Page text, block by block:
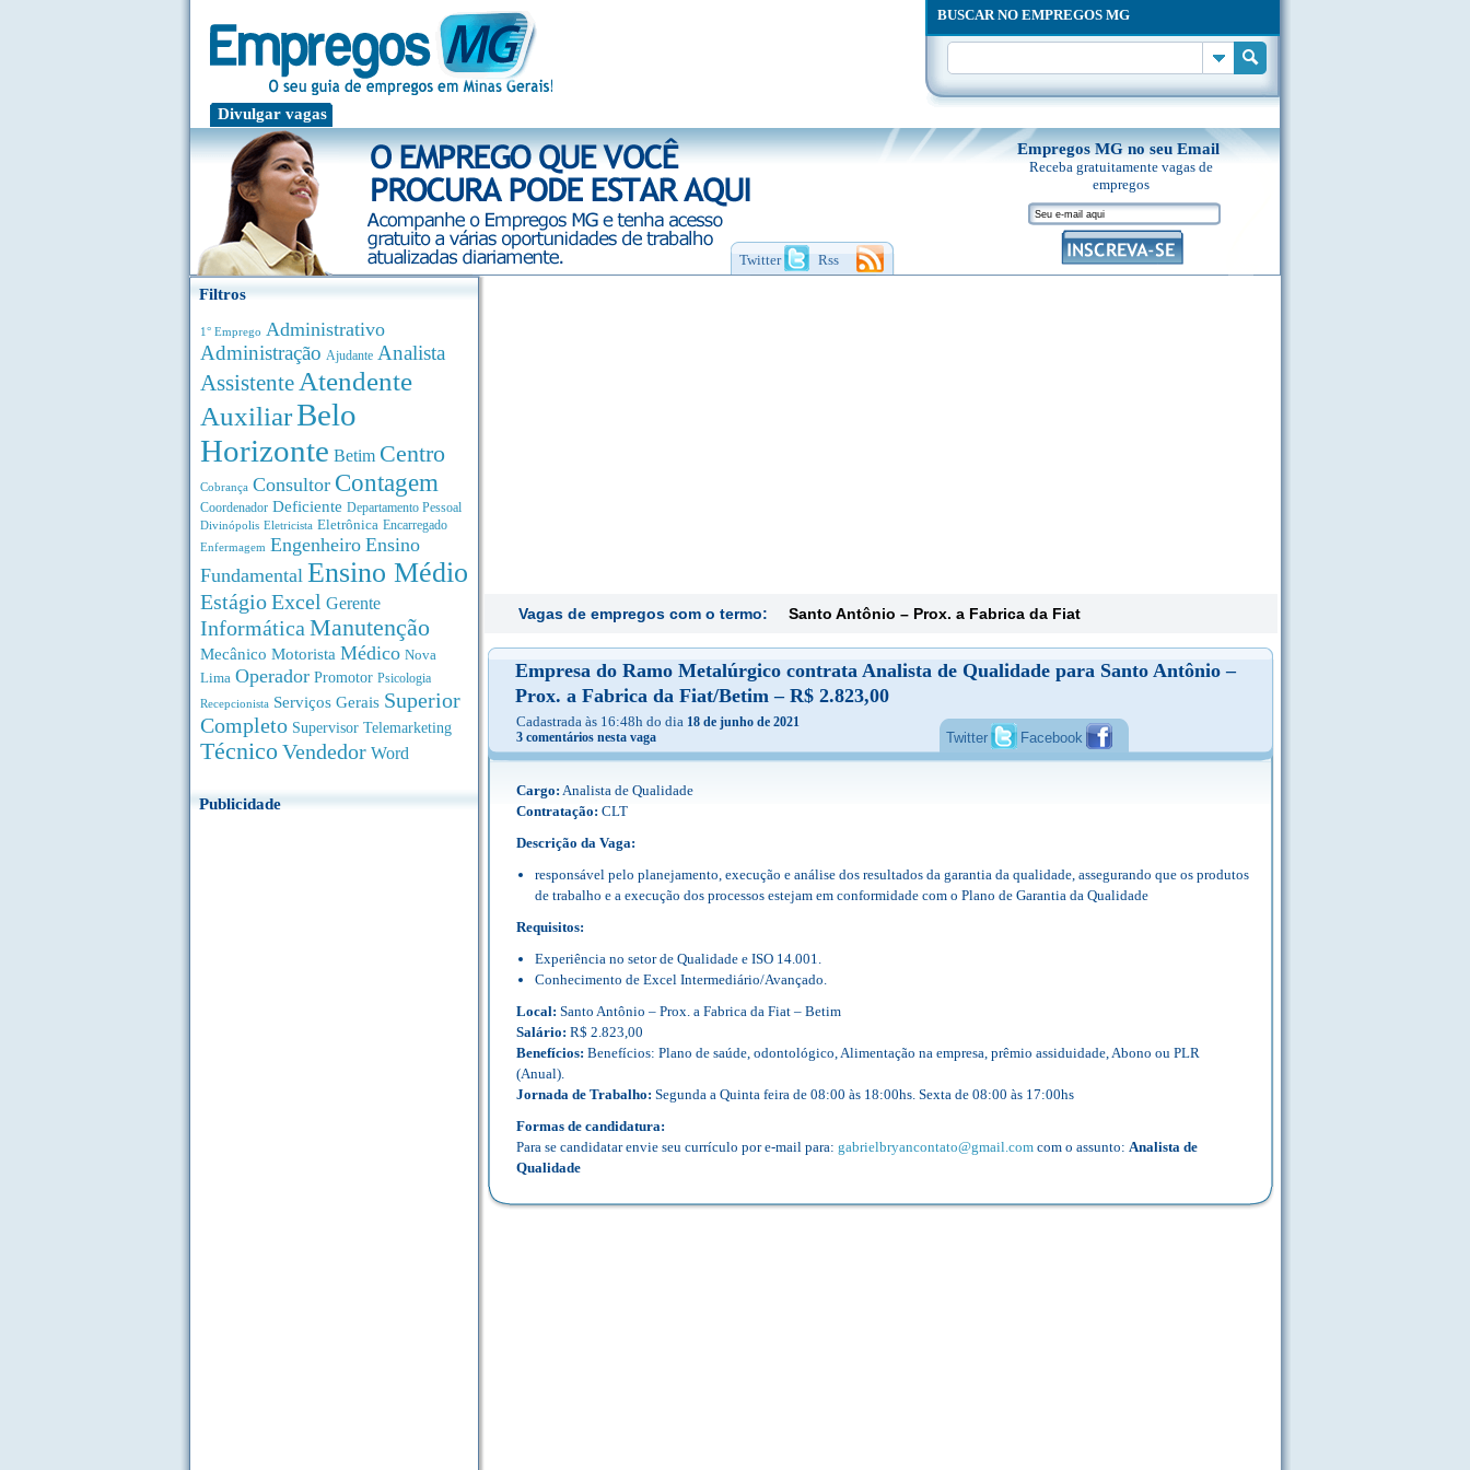
Divulgar vagas
BUSCAR NO EMPREGOS MG
Twitter Rss
Empregos MG no seu Email
Receba gratuitamente vagas de
empregos
Filtros
1° Emprego Administrativo
Administração Ajudante Analista
Assistente Atendente
AuxiliarBelo
Horizonte Betim Centro
Cobrança Consultor Contagem
Coordenador Deficiente Departamento Pessoal
Divinópolis Eletricista Eletrônica Encarregado
Enfermagem Engenheiro Ensino
Fundamental Ensino Médio
EstágioExcel Gerente
Informática Manutenção
Mecânico Motorista Médico Nova
Lima Operador Promotor Psicologia
Recepcionista Serviços Gerais Superior
Completo Supervisor Telemarketing
TécnicoVendedor Word
Publicidade
Vagas de empregos com o termo: Santo Antônio – Prox. a Fabrica da Fiat
Empresa do Ramo Metalúrgico contrata Analista de Qualidade para Santo Antônio –
Prox. a Fabrica da Fiat/Betim – R$ 2.823,00
Cadastrada às 16:48h do dia 18 de junho de 2021
3 comentários nesta vaga
Twitter Facebook
Cargo: Analista de Qualidade
Contratação: CLT
Descrição da Vaga:
responsável pelo planejamento, execução e análise dos resultados da garantia da qualidade, assegurando que os produtos
de trabalho e a execução dos processos estejam em conformidade com o Plano de Garantia da Qualidade
Requisitos:
Experiência no setor de Qualidade e ISO 14.001.
Conhecimento de Excel Intermediário/Avançado.
Local: Santo Antônio – Prox. a Fabrica da Fiat – Betim
Salário: R$ 2.823,00
Benefícios: Benefícios: Plano de saúde, odontológico, Alimentação na empresa, prêmio assiduidade, Abono ou PLR
(Anual).
Jornada de Trabalho: Segunda a Quinta feira de 08:00 às 18:00hs. Sexta de 08:00 às 17:00hs
Formas de candidatura:
Para se candidatar envie seu currículo por e-mail para: gabrielbryancontato@gmail.com com o assunto: Analista de
Qualidade